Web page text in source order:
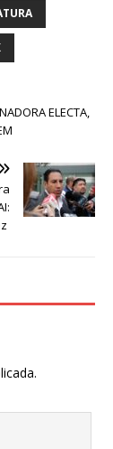
ELECTA,